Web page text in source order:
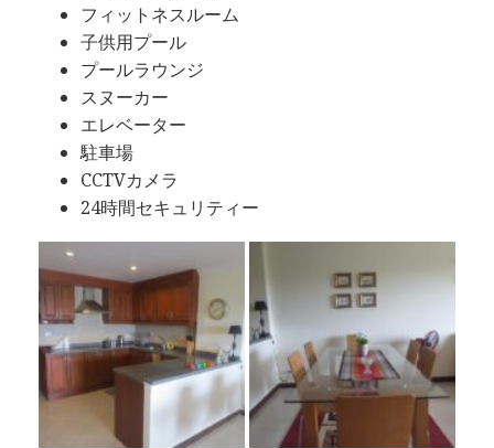
フィットネスルーム
子供用プール
プールラウンジ
スヌーカー
エレベーター
駐車場
CCTVカメラ
24時間セキュリティー